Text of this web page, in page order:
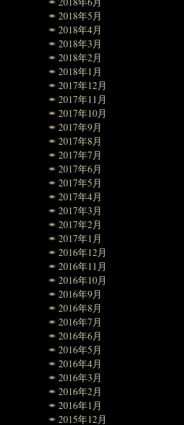
2018年5月
2018年4月
2018年3月
2018年2月
2018年1月
2017年12月
2017年11月
2017年10月
2017年9月
2017年8月
2017年7月
2017年6月
2017年5月
2017年4月
2017年3月
2017年2月
2017年1月
2016年12月
2016年11月
2016年10月
2016年9月
2016年8月
2016年7月
2016年6月
2016年5月
2016年4月
2016年3月
2016年2月
2016年1月
2015年12月